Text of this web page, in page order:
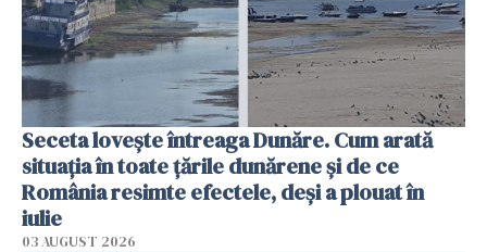
Seceta lovește întreaga Dunăre. Cum arată
situația în toate țările dunărene și de ce
România resimte efectele, deși a plouat în
iulie
03 AUGUST 2026